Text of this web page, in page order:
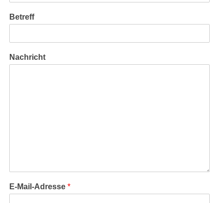
Betreff
Nachricht
E-Mail-Adresse *